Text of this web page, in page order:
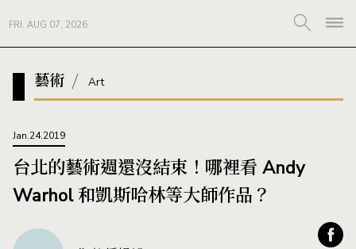
FRI. AUG 07, 2026
藝術 Art
Jan.24.2019
台北的藝術週還沒結束！哪裡看 Andy
Warhol 和凱斯哈林等大師作品？